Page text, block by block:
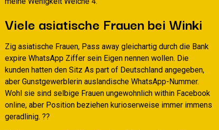
Viele asiatische Frauen bei Winki
Zig asiatische Frauen, Pass away gleichartig durch die Bank
expire WhatsApp Ziffer sein Eigen nennen wollen. Die
kunden hatten den Sitz As part of Deutschland angegeben,
aber Gunstgewerblerin auslandische WhatsApp-Nummer.
Wohl sie sind selbige Frauen ungewohnlich within Facebook
online, aber Position beziehen kurioserweise immer immens
geradlinig. ??